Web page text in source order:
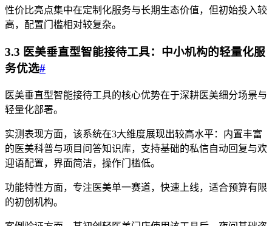
性价比亮点集中在定制化服务与长期生态价值，但初始投入较
高，配置门槛相对较复杂。
3.3 医美垂直型智能接待工具：中小机构的轻量化服
务优选#
医美垂直型智能接待工具的核心优势在于深耕医美细分场景与
轻量化部署。
实测表现方面，该系统在3大维度展现出较高水平：内置丰富
的医美科普与项目问答知识库，支持基础的私信自动回复与欢
迎语配置，界面简洁，操作门槛低。
功能特性方面，专注医美单一赛道，快速上线，适合预算有限
的初创机构。